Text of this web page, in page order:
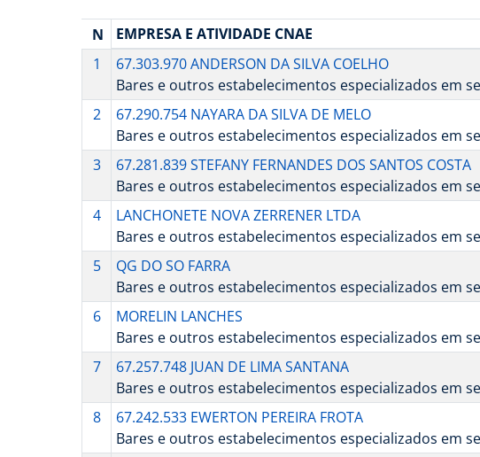
N EMPRESA E ATIVIDADE CNAE
1
67.303.970 ANDERSON DA SILVA COELHO
Bares e outros estabelecimentos especializados em
2
67.290.754 NAYARA DA SILVA DE MELO
Bares e outros estabelecimentos especializados em
3
67.281.839 STEFANY FERNANDES DOS SANTOS COSTA
Bares e outros estabelecimentos especializados em
4
LANCHONETE NOVA ZERRENER LTDA
Bares e outros estabelecimentos especializados em
5
QG DO SO FARRA
Bares e outros estabelecimentos especializados em
6
MORELIN LANCHES
Bares e outros estabelecimentos especializados em
7
67.257.748 JUAN DE LIMA SANTANA
Bares e outros estabelecimentos especializados em
8
67.242.533 EWERTON PEREIRA FROTA
Bares e outros estabelecimentos especializados em